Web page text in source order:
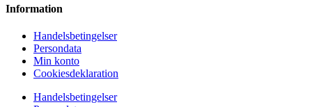
Information
Handelsbetingelser
Persondata
Min konto
Cookiesdeklaration
Handelsbetingelser